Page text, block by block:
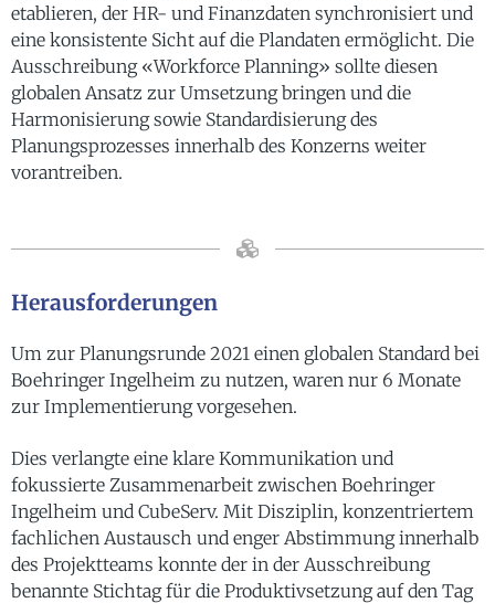
etablieren, der HR- und Finanzdaten synchronisiert und
eine konsistente Sicht auf die Plandaten ermöglicht. Die
Ausschreibung «Workforce Planning» sollte diesen
globalen Ansatz zur Umsetzung bringen und die
Harmonisierung sowie Standardisierung des
Planungsprozesses innerhalb des Konzerns weiter
vorantreiben.
Herausforderungen
Um zur Planungsrunde 2021 einen globalen Standard bei
Boehringer Ingelheim zu nutzen, waren nur 6 Monate
zur Implementierung vorgesehen.
Dies verlangte eine klare Kommunikation und
fokussierte Zusammenarbeit zwischen Boehringer
Ingelheim und CubeServ. Mit Disziplin, konzentriertem
fachlichen Austausch und enger Abstimmung innerhalb
des Projektteams konnte der in der Ausschreibung
benannte Stichtag für die Produktivsetzung auf den Tag